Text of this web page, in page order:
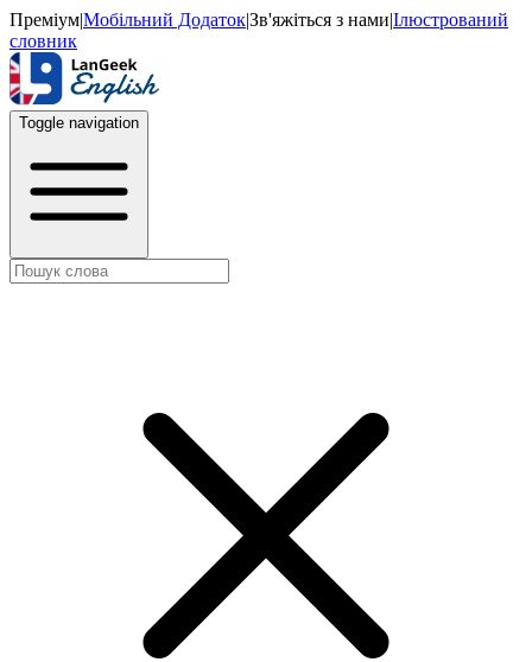
Преміум|Мобільний Додаток|Зв'яжіться з нами|Ілюстрований
словник
Toggle navigation